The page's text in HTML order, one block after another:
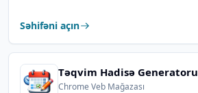
Səhifəni açın
Təqvim Hadisə Generatoru
Chrome Veb Mağazası